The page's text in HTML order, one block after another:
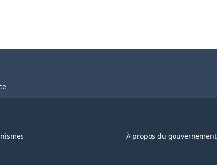
À propos du gouvernement